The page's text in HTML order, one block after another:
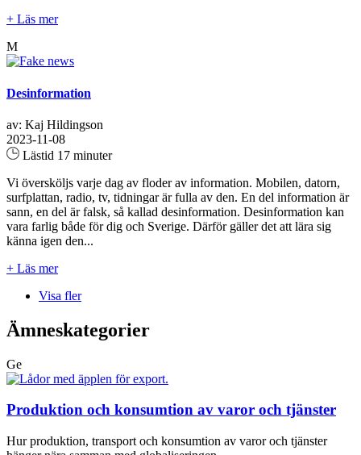
+ Läs mer
M
Desinformation
av: Kaj Hildingson
2023-11-08
Lästid 17 minuter
Vi översköljs varje dag av floder av information. Mobilen, datorn,
surfplattan, radio, tv, tidningar är fulla av den. En del information är
sann, en del är falsk, så kallad desinformation. Desinformation kan
vara farlig både för dig och Sverige. Därför gäller det att lära sig
känna igen den...
+ Läs mer
Visa fler
Ämneskategorier
Ge
Produktion och konsumtion av varor och tjänster
Hur produktion, transport och konsumtion av varor och tjänster